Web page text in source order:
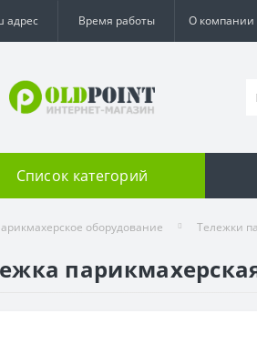
адрес Время работы О компании
Список категорий
оборудование Тележки